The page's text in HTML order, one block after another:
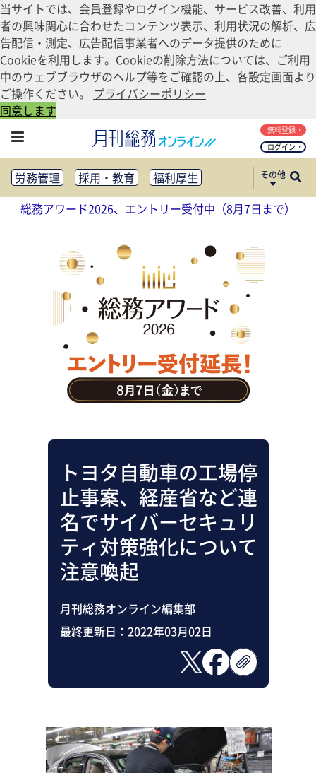
当サイトでは、会員登録やログイン機能、サービス改善、利用
者の興味関心に合わせたコンテンツ表示、利用状況の解析、広
告配信・測定、広告配信事業者へのデータ提供のために
Cookieを利用します。Cookieの削除方法については、ご利用
中のウェブブラウザのヘルプ等をご確認の上、各設定画面より
ご操作ください。 プライバシーポリシー
同意します
ログイン
無料登録
労務管理 採用・教育
福利厚生
健康経営
働き方改革
法務・コンプライアンス
リスクマネジメント・BCP
社外・社内広報
社外・社内コミュニケーション活性化
FM・オフィス移転
CSR・SDGs
テクノロジー活用・DX
助成金・補助金・コスト削減
アウトソーシング・BPO
調査・レポート
その他
総務アワード2026、エントリー受付中（8月7日まで）
トヨタ自動車の工場停
止事案、経産省など連
名でサイバーセキュリ
ティ対策強化について
注意喚起
月刊総務オンライン編集部
最終更新日： 2022年03月02日